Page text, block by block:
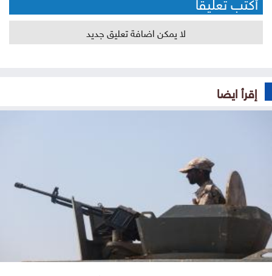
لا يمكن اضافة تعليق جديد
إقرأ ايضا